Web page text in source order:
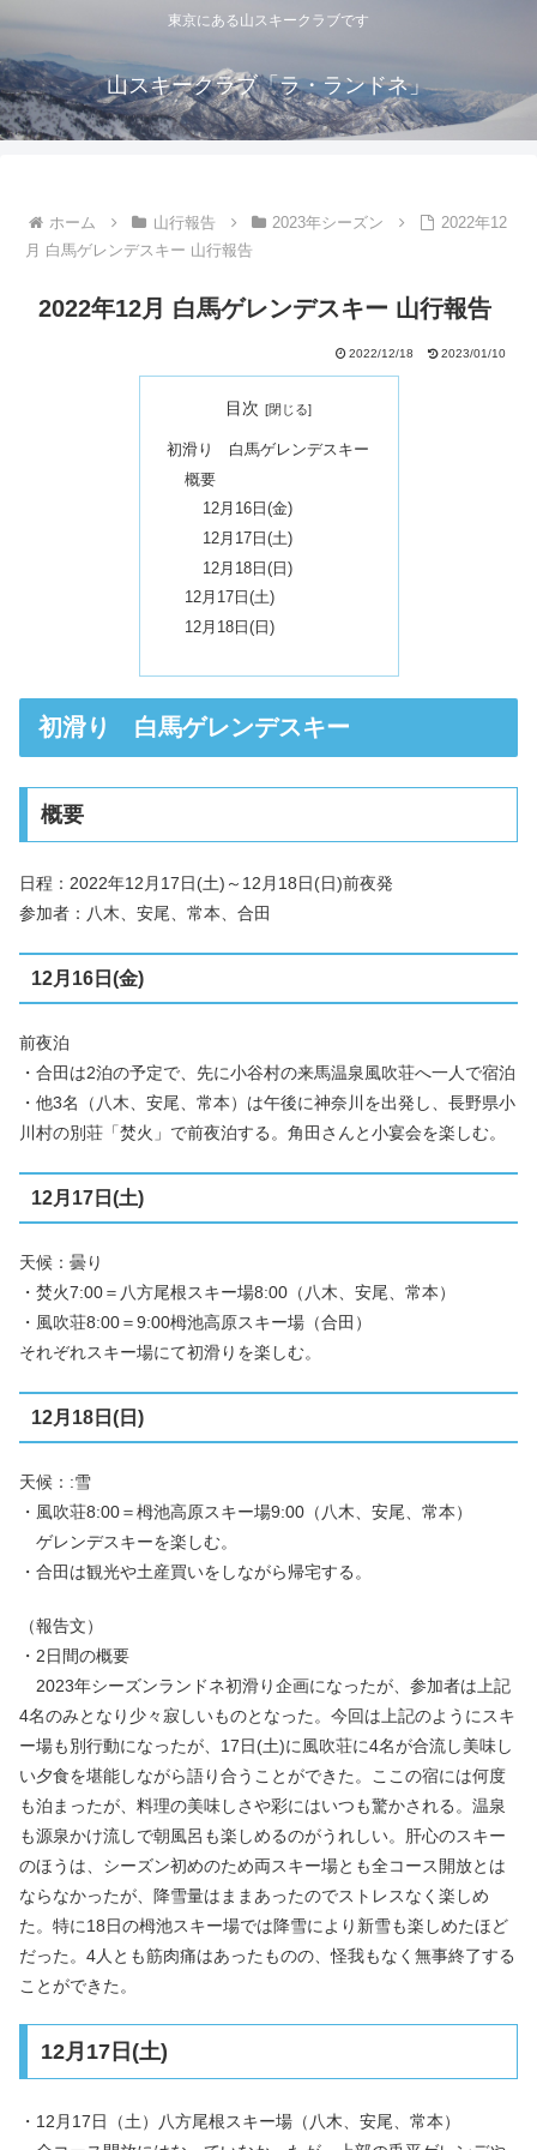
東京にある山スキークラブです
山スキークラブ「ラ・ランドネ」
ホーム 山行報告 2023年シーズン
2022年12
月 白馬ゲレンデスキー 山行報告
2022年12月 白馬ゲレンデスキー 山行報告
2022/12/18 2023/01/10
目次
初滑り 白馬ゲレンデスキー
概要
12月16日(金)
12月17日(土)
12月18日(日)
12月17日(土)
12月18日(日)
初滑り 白馬ゲレンデスキー
概要
日程：2022年12月17日(土)～12月18日(日)前夜発
参加者：八木、安尾、常本、合田
12月16日(金)
前夜泊
・合田は2泊の予定で、先に小谷村の来馬温泉風吹荘へ一人で宿泊
・他3名（八木、安尾、常本）は午後に神奈川を出発し、長野県小
川村の別荘「焚火」で前夜泊する。角田さんと小宴会を楽しむ。
12月17日(土)
天候：曇り
・焚火7:00＝八方尾根スキー場8:00（八木、安尾、常本）
・風吹荘8:00＝9:00栂池高原スキー場（合田）
それぞれスキー場にて初滑りを楽しむ。
12月18日(日)
天候：:雪
・風吹荘8:00＝栂池高原スキー場9:00（八木、安尾、常本）
ゲレンデスキーを楽しむ。
・合田は観光や土産買いをしながら帰宅する。
（報告文）
・2日間の概要
2023年シーズンランドネ初滑り企画になったが、参加者は上記
4名のみとなり少々寂しいものとなった。今回は上記のようにスキ
ー場も別行動になったが、17日(土)に風吹荘に4名が合流し美味し
い夕食を堪能しながら語り合うことができた。ここの宿には何度
も泊まったが、料理の美味しさや彩にはいつも驚かされる。温泉
も源泉かけ流しで朝風呂も楽しめるのがうれしい。肝心のスキー
のほうは、シーズン初めのため両スキー場とも全コース開放とは
ならなかったが、降雪量はままあったのでストレスなく楽しめ
た。特に18日の栂池スキー場では降雪により新雪も楽しめたほど
だった。4人とも筋肉痛はあったものの、怪我もなく無事終了する
ことができた。
12月17日(土)
・12月17日（土）八方尾根スキー場（八木、安尾、常本）